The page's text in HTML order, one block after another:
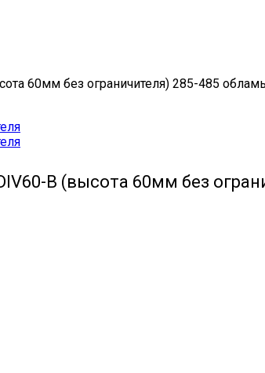
60мм без ограничителя) 285-485
B (высота 60мм без